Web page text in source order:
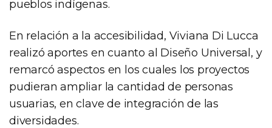
pueblos indígenas.
En relación a la accesibilidad, Viviana Di Lucca
realizó aportes en cuanto al Diseño Universal, y
remarcó aspectos en los cuales los proyectos
pudieran ampliar la cantidad de personas
usuarias, en clave de integración de las
diversidades.